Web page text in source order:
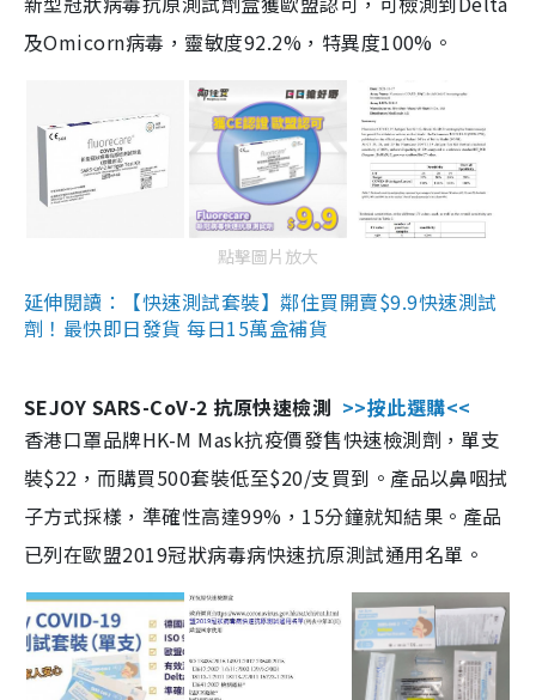
及Omicorn病毒，靈敏度92.2%，特異度100%。
點擊圖片放大
延伸閱讀：【快速測試套裝】鄰住買開賣$9.9快速測試
劑！最快即日發貨 每日15萬盒補貨
SEJOY SARS-CoV-2 抗原快速檢測 >>按此選購<<
香港口罩品牌HK-M Mask抗疫價發售快速檢測劑，單支
裝$22，而購買500套裝低至$20/支買到。產品以鼻咽拭
子方式採樣，準確性高達99%，15分鐘就知結果。產品
已列在歐盟2019冠狀病毒病快速抗原測試通用名單。